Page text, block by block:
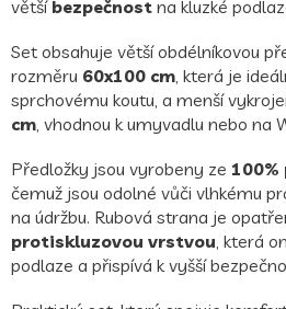
větší bezpečnost na kluzké
Set obsahuje větší obdélníkovou
rozměru 60x100 cm, která je
sprchovému koutu, a menší
cm, vhodnou k umyvadlu nebo na
Předložky jsou vyrobeny ze
čemuž jsou odolné vůči vlhkému
na údržbu. Rubová strana je
protiskluzovou vrstvou, která
podlaze a přispívá k vyšší